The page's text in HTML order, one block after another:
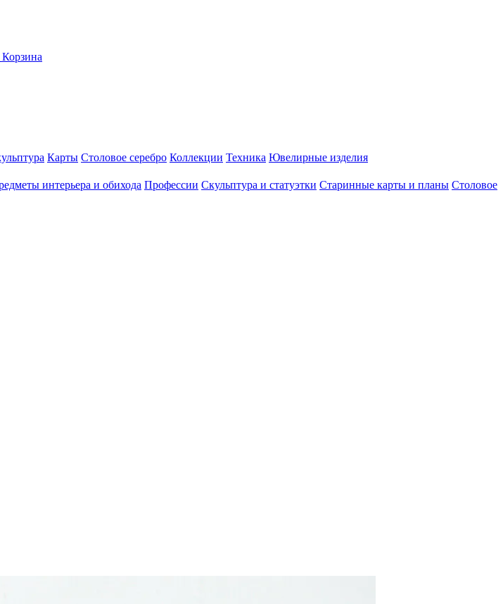
Корзина
Карты Столовое серебро Коллекции Техника Ювелирные изделия
интерьера и обихода Профессии Скульптура и статуэтки Старинные карты и планы Столовое